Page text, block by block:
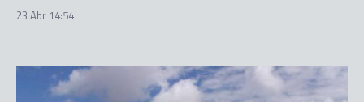
23 Abr 14:54